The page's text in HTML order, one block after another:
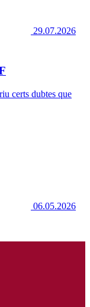
29.07.2026
certs dubtes que
06.05.2026